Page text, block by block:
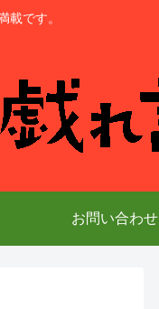
載です。
お問い合わせ